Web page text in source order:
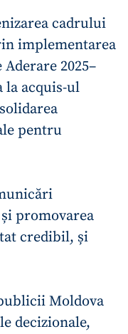
ZdG
cadrului
implementarea
2025–
la acquis-ul
pentru
promovarea
credibil, și
Moldova
decizionale,